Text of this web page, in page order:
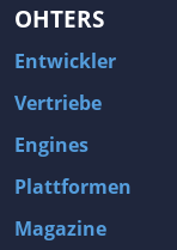
OHTERS
Entwickler
Vertriebe
Engines
Plattformen
Magazine